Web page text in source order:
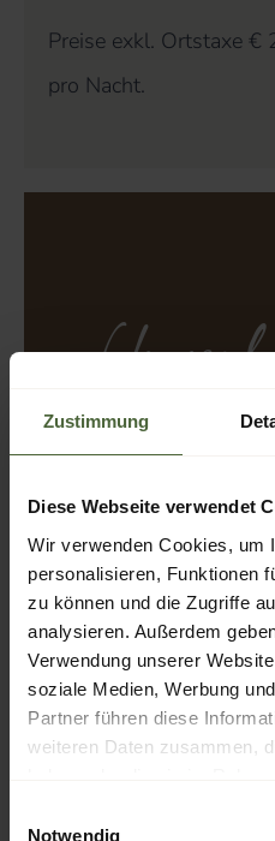
Zustimmung
Diese Webseite verwendet
Wir verwenden Cookies, um
personalisieren, Funktionen
zu können und die Zugriffe
analysieren. Außerdem
Verwendung unserer
soziale Medien, Werbung
Partner führen diese
weiteren Daten zusammen,
Notwendig
Preise exkl. Ortstaxe €
pro Nacht.